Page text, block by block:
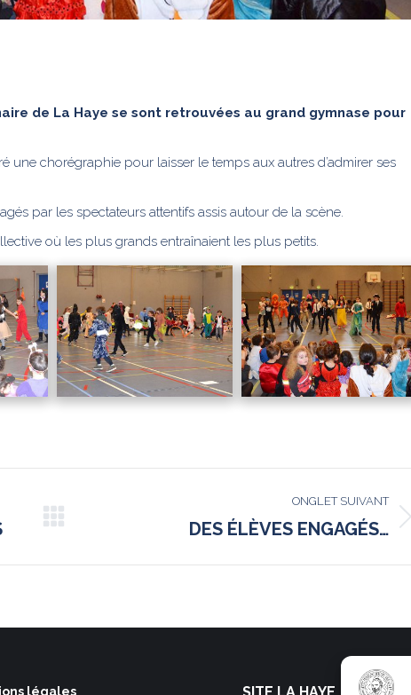
de La Haye se sont retrouvées au grand gymnase pour
une chorégraphie pour laisser le temps aux autres d’admirer ses
par les spectateurs attentifs assis autour de la scène.
où les plus grands entraînaient les plus petits.
ONGLET SUIVANT
DES ÉLÈVES ENGAGÉS…
légales